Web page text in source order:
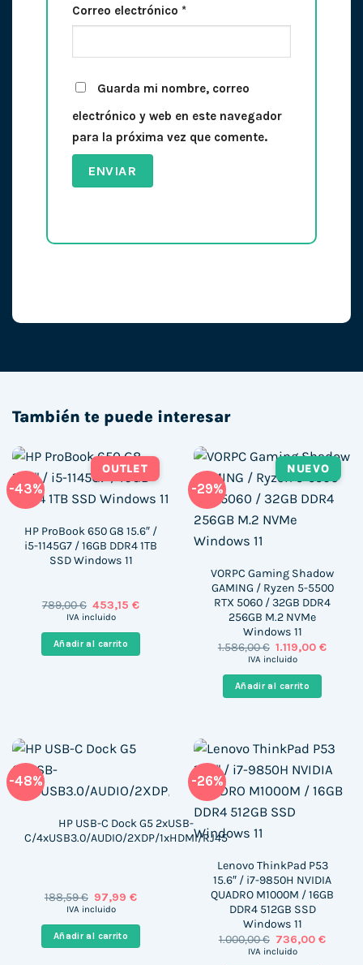
Correo electrónico *
Guarda mi nombre, correo
electrónico y web en este navegador
para la próxima vez que comente.
También te puede interesar
-43%
OUTLET
HP ProBook 650 G8 15.6″ /
i5-1145G7 / 16GB DDR4 1TB
SSD Windows 11
789,00€ El
precio
era:
789,00 €.
453,15€El
es:
453,15 €.
IVA incluido
Añadir al carrito
-29%
NUEVO
VORPC Gaming Shadow
GAMING / Ryzen 5-5500
RTX 5060 / 32GB DDR4
256GB M.2 NVMe
Windows 11
1.586,00€ El
precio
era:
1.586,00 €.
1.119,00€El
IVA incluido
Añadir al carrito
-48%
HP USB-C Dock G5 2xUSB-
C/4xUSB3.0/AUDIO/2XDP/1xHDMI/RJ45
188,59€ El
precio
era:
188,59 €.
97,99€El
es:
IVA incluido
Añadir al carrito
-26%
Lenovo ThinkPad P53
15.6″ / i7-9850H NVIDIA
QUADRO M1000M / 16GB
DDR4 512GB SSD
Windows 11
1.000,00€ El
precio
736,00€El
IVA incluido